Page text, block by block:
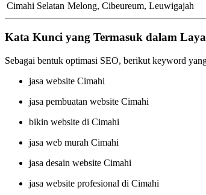
Cimahi Selatan Melong, Cibeureum, Leuwigajah
Kata Kunci yang Termasuk dalam
Sebagai bentuk optimasi SEO, berikut keyword
jasa website Cimahi
jasa pembuatan website Cimahi
bikin website di Cimahi
jasa web murah Cimahi
jasa desain website Cimahi
jasa website profesional di Cimahi